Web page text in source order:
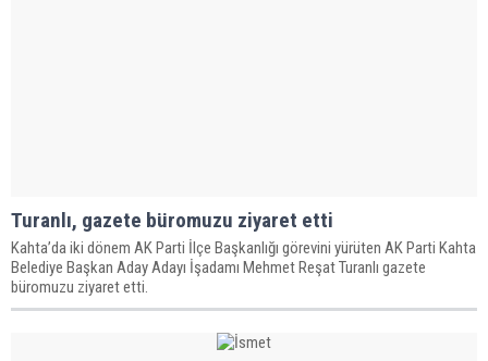
Turanlı, gazete büromuzu ziyaret etti
Kahta’da iki dönem AK Parti İlçe Başkanlığı görevini yürüten AK Parti Kahta
Belediye Başkan Aday Adayı İşadamı Mehmet Reşat Turanlı gazete
büromuzu ziyaret etti.